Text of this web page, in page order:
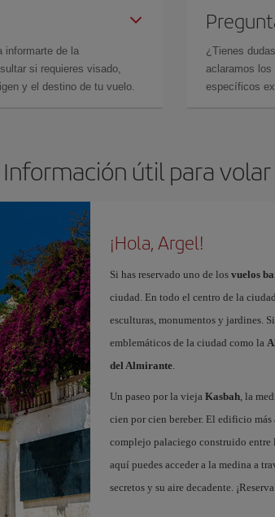
informarte de la
si requieres visado,
y el destino de tu vuelo.
¿Tienes
aclaramos
específicos
Información útil para
¡Hola, Argel!
Si has reservado uno de los vuelos
ciudad. En todo el centro de la
esculturas, monumentos y jardines.
emblemáticos de la ciudad como la
del Almirante.
Un paseo por la vieja Kasbah, la
cien por cien bereber. El edificio
complejo palaciego construido entre
aquí puedes acceder a la medina a
secretos y su aire decadente.